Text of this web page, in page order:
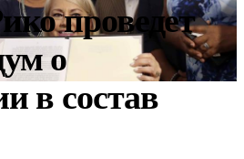
проведет
о
в состав